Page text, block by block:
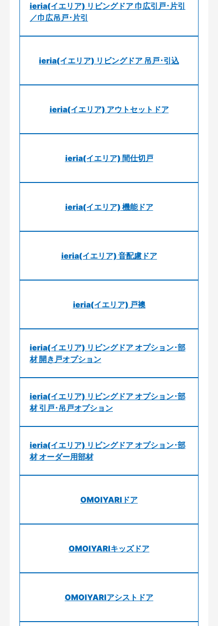
ieria(イエリア) リビングドア 巾広引戸･片引
／巾広吊戸･片引
ieria(イエリア) リビングドア 吊戸･引込
ieria(イエリア) アウトセットドア
ieria(イエリア) 間仕切戸
ieria(イエリア) 機能ドア
ieria(イエリア) 音配慮ドア
ieria(イエリア) 戸襖
ieria(イエリア) リビングドア オプション･部
材 開き戸オプション
ieria(イエリア) リビングドア オプション･部
材 引戸･吊戸オプション
ieria(イエリア) リビングドア オプション･部
材 オーダー用部材
OMOIYARIドア
OMOIYARIキッズドア
OMOIYARIアシストドア